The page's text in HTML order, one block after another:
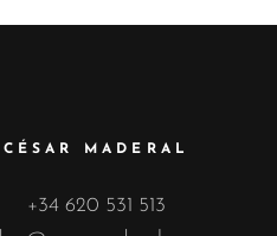
CÉSAR MADERAL
+34 620 531 513